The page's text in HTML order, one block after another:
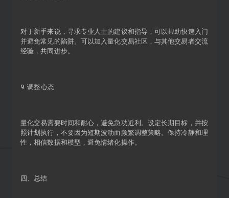
对于新手来说，寻求专业人士的建议和指导，可以帮助快速入门
并避免常见的陷阱。可以加入量化交易社区，与其他交易者交流
经验，共同进步。
9. 调整心态
量化交易需要时间和耐心，避免急功近利。设定长期目标，并按
照计划执行，不要因为短期波动而频繁调整策略。保持冷静和理
性，相信数据和模型，避免情绪化操作。
四、总结